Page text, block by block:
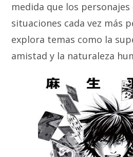
medida que los
situaciones cada vez más
explora temas como la
amistad y la naturaleza